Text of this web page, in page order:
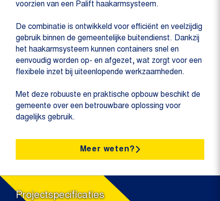
voorzien van een Palift haakarmsysteem.
De combinatie is ontwikkeld voor efficiënt en veelzijdig
gebruik binnen de gemeentelijke buitendienst. Dankzij
het haakarmsysteem kunnen containers snel en
eenvoudig worden op- en afgezet, wat zorgt voor een
flexibele inzet bij uiteenlopende werkzaamheden.
Met deze robuuste en praktische opbouw beschikt de
gemeente over een betrouwbare oplossing voor
dagelijks gebruik.
Meer weten?
Projectspecificaties